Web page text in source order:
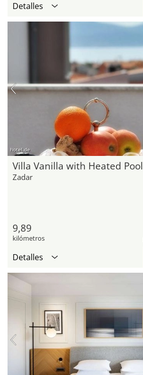
Detalles
hotel.de
Villa Vanilla with Heated Pool
Zadar
9,89
kilómetros
Detalles